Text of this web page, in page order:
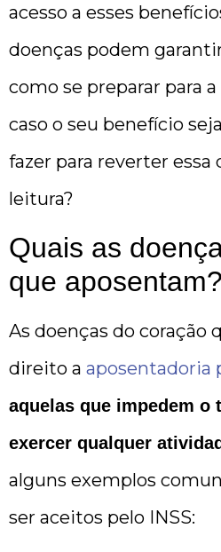
acesso a esses
doenças podem
como se preparar para
caso o seu benefício
fazer para reverter essa
leitura?
Quais as
que aposentam?
As doenças do coração
direito a aposentadoria
aquelas que impedem o
exercer qualquer
alguns exemplos
ser aceitos pelo INSS: